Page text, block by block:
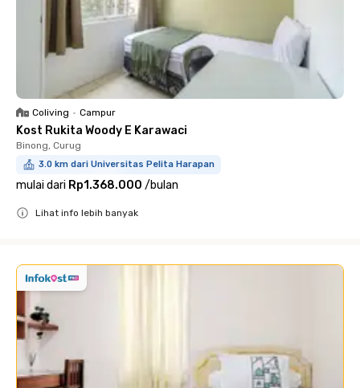
Coliving • Campur
Kost Rukita Woody E Karawaci
Binong, Curug
3.0 km dari Universitas Pelita Harapan
mulai dari Rp1.368.000 /bulan
Lihat info lebih banyak